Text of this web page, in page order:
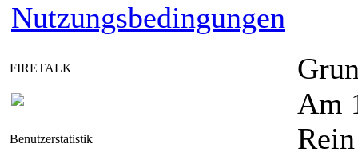
Nutzungsbedingungen
FIRETALK
Benutzerstatistik
Am